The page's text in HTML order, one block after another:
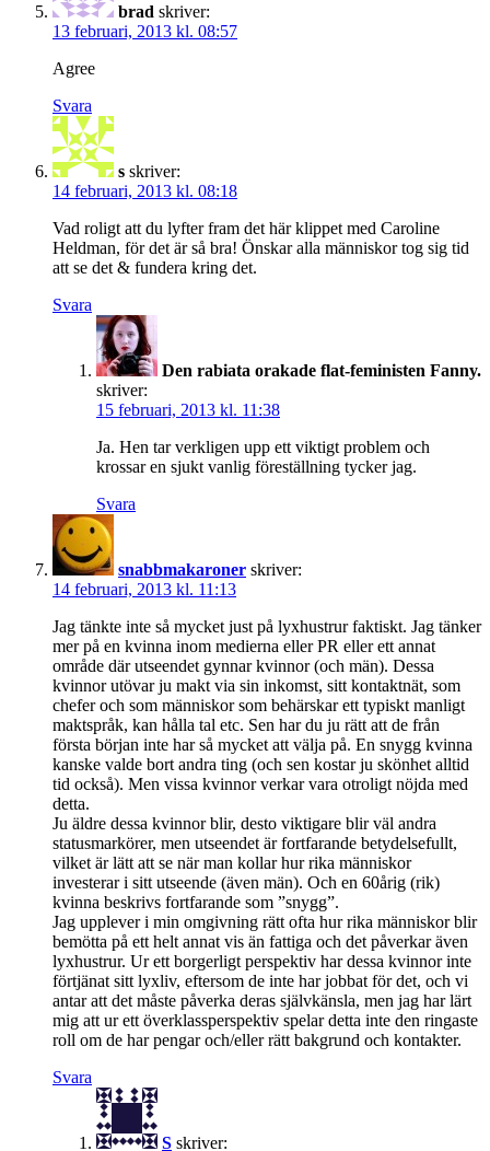
brad skriver:
13 februari, 2013 kl. 08:57
Agree
Svara
s skriver:
14 februari, 2013 kl. 08:18
Vad roligt att du lyfter fram det här klippet med Caroline
Heldman, för det är så bra! Önskar alla människor tog sig tid
att se det & fundera kring det.
Svara
Den rabiata orakade flat-feministen Fanny.
skriver:
15 februari, 2013 kl. 11:38
Ja. Hen tar verkligen upp ett viktigt problem och
krossar en sjukt vanlig föreställning tycker jag.
Svara
snabbmakaroner skriver:
14 februari, 2013 kl. 11:13
Jag tänkte inte så mycket just på lyxhustrur faktiskt. Jag tänker
mer på en kvinna inom medierna eller PR eller ett annat
område där utseendet gynnar kvinnor (och män). Dessa
kvinnor utövar ju makt via sin inkomst, sitt kontaktnät, som
chefer och som människor som behärskar ett typiskt manligt
maktspråk, kan hålla tal etc. Sen har du ju rätt att de från
första början inte har så mycket att välja på. En snygg kvinna
kanske valde bort andra ting (och sen kostar ju skönhet alltid
tid också). Men vissa kvinnor verkar vara otroligt nöjda med
detta.
Ju äldre dessa kvinnor blir, desto viktigare blir väl andra
statusmarkörer, men utseendet är fortfarande betydelsefullt,
vilket är lätt att se när man kollar hur rika människor
investerar i sitt utseende (även män). Och en 60årig (rik)
kvinna beskrivs fortfarande som ”snygg”.
Jag upplever i min omgivning rätt ofta hur rika människor blir
bemötta på ett helt annat vis än fattiga och det påverkar även
lyxhustrur. Ur ett borgerligt perspektiv har dessa kvinnor inte
förtjänat sitt lyxliv, eftersom de inte har jobbat för det, och vi
antar att det måste påverka deras självkänsla, men jag har lärt
mig att ur ett överklassperspektiv spelar detta inte den ringaste
roll om de har pengar och/eller rätt bakgrund och kontakter.
Svara
S skriver: